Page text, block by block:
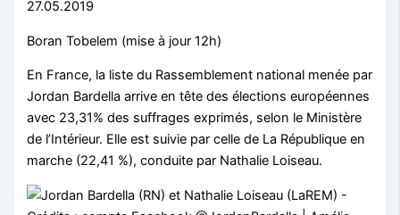
27.05.2019
Boran Tobelem (mise à jour 12h)
En France, la liste du Rassemblement national menée par
Jordan Bardella arrive en tête des élections européennes
avec 23,31% des suffrages exprimés, selon le Ministère
de l’Intérieur. Elle est suivie par celle de La République en
marche (22,41 %), conduite par Nathalie Loiseau.